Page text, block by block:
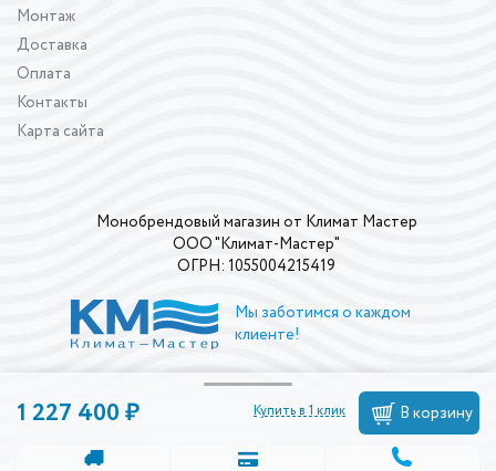
1 227 400 ₽ Купить в 1 клик В корзину
Монтаж
Доставка
Оплата
Контакты
Карта сайта
Монобрендовый магазин от Климат Мастер
ООО "Климат-Мастер"
ОГРН: 1055004215419
Мы заботимся о каждом
клиенте!